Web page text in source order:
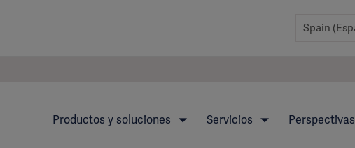
Productos y soluciones Servicios Perspectivas